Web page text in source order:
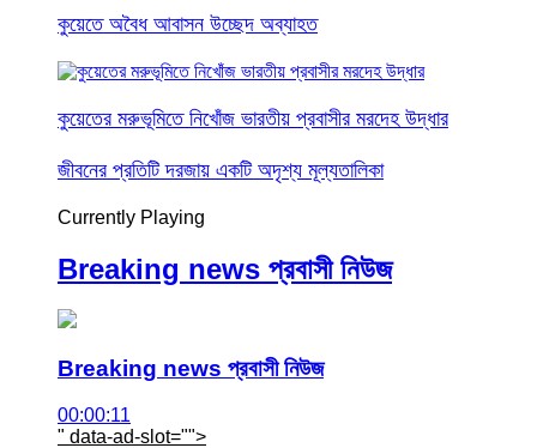
কুয়েতে অবৈধ আবাসন উচ্ছেদ অব্যাহত
কুয়েতের মরুভূমিতে নিখোঁজ ভারতীয় প্রবাসীর মরদেহ উদ্ধার
জীবনের প্রতিটি দরজায় একটি অদৃশ্য মূল্যতালিকা
Currently Playing
Breaking news প্রবাসী নিউজ
Breaking news প্রবাসী নিউজ
00:00:11
" data-ad-slot="">